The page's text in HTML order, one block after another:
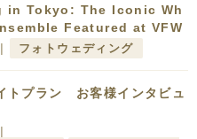
in Tokyo: The Iconic Wh
Featured at VFW
フォトウェディング
トプラン お客様インタビュ